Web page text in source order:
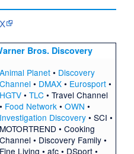
Bros. Discovery
Animal Planet• Discovery
Channel • DMAX• Eurosport•
HGTV• TLC• Travel Channel
• Food Network• OWN •
Investigation Discovery• SCI •
MOTORTREND • Cooking
Channel • Discovery Family•
Fine Living • afc• DSport•